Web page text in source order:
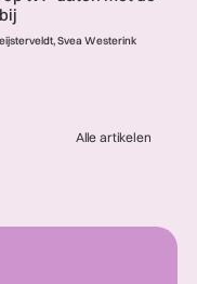
Svea Westerink
Alle artikelen